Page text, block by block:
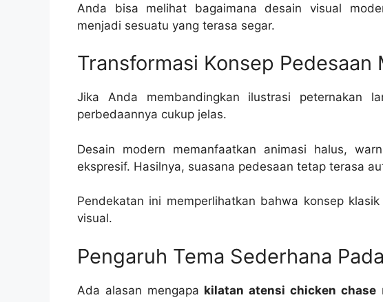
Anda bisa melihat bagaimana desain visual
menjadi sesuatu yang terasa segar.
Transformasi Konsep Pedesaan
Jika Anda membandingkan ilustrasi peternakan
perbedaannya cukup jelas.
Desain modern memanfaatkan animasi halus,
ekspresif. Hasilnya, suasana pedesaan tetap terasa
Pendekatan ini memperlihatkan bahwa konsep
visual.
Pengaruh Tema Sederhana
Ada alasan mengapa kilatan atensi chicken chase